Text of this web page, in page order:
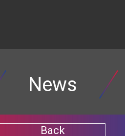
News
Back